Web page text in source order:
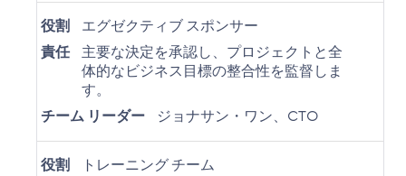
役割
エグゼクティブ スポンサー
責任 主要な決定を承認し、プロジェクトと全
体的なビジネス目標の整合性を監督しま
す。
チーム リーダー
ジョナサン・ワン、CTO
役割
トレーニング チーム